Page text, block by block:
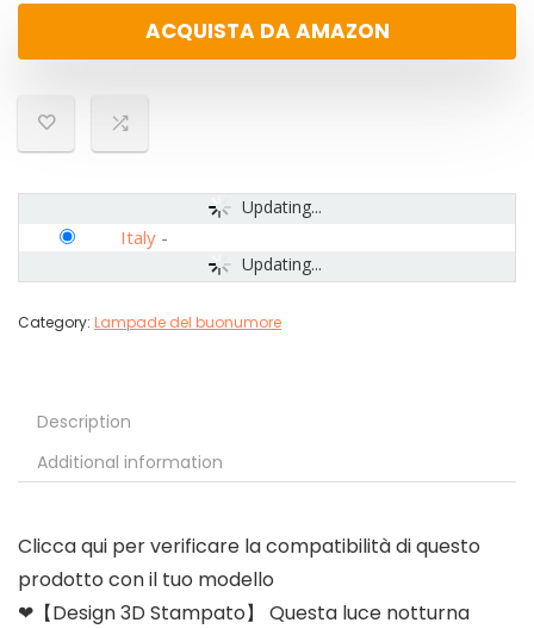
ACQUISTA DA AMAZON
Updating...
Updating...
Italy -
Category: Lampade del buonumore
Description
Additional information
Clicca qui per verificare la compatibilità di questo
prodotto con il tuo modello
❤【Design 3D Stampato】 Questa luce notturna